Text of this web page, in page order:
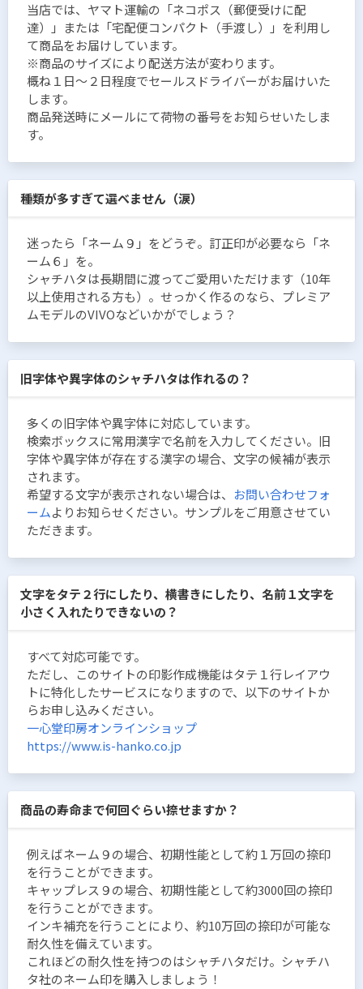
当店では、ヤマト運輸の「ネコポス（郵便受けに配
達）」または「宅配便コンパクト（手渡し）」を利用し
て商品をお届けしています。
※商品のサイズにより配送方法が変わります。
概ね１日〜２日程度でセールスドライバーがお届けいた
します。
商品発送時にメールにて荷物の番号をお知らせいたしま
す。
種類が多すぎて選べません（涙）
迷ったら「ネーム９」をどうぞ。訂正印が必要なら「ネ
ーム６」を。
シャチハタは長期間に渡ってご愛用いただけます（10年
以上使用される方も）。せっかく作るのなら、プレミア
ムモデルのVIVOなどいかがでしょう？
旧字体や異字体のシャチハタは作れるの？
多くの旧字体や異字体に対応しています。
検索ボックスに常用漢字で名前を入力してください。旧
字体や異字体が存在する漢字の場合、文字の候補が表示
されます。
希望する文字が表示されない場合は、 お問い合わせフォ
ームよりお知らせください。サンプルをご用意させてい
ただきます。
文字をタテ２行にしたり、横書きにしたり、名前１文字を
小さく入れたりできないの？
すべて対応可能です。
ただし、このサイトの印影作成機能はタテ１行レイアウ
トに特化したサービスになりますので、以下のサイトか
らお申し込みください。
一心堂印房オンラインショップ
https://www.is-hanko.co.jp
商品の寿命まで何回ぐらい捺せますか？
例えばネーム９の場合、初期性能として約１万回の捺印
を行うことができます。
キャップレス９の場合、初期性能として約3000回の捺印
を行うことができます。
インキ補充を行うことにより、約10万回の捺印が可能な
耐久性を備えています。
これほどの耐久性を持つのはシャチハタだけ。シャチハ
タ社のネーム印を購入しましょう！